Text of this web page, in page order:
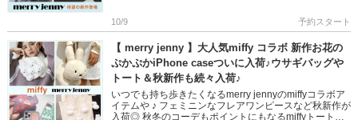
10/9 予約スタート
【 merry jenny 】大人気miffy コラボ 新作お花の
ぷかぷかiPhone caseついに入荷♪ウサギバッグや
トート＆秋新作も続々入荷♪
いつでも持ち歩きたくなるmerry jennyのmiffyコラボア
イテムや ♪ フェミニンなフレアワンピースなど秋新作が
入荷◎ 秋冬のコーデもポイントにもなるmiffyトートや